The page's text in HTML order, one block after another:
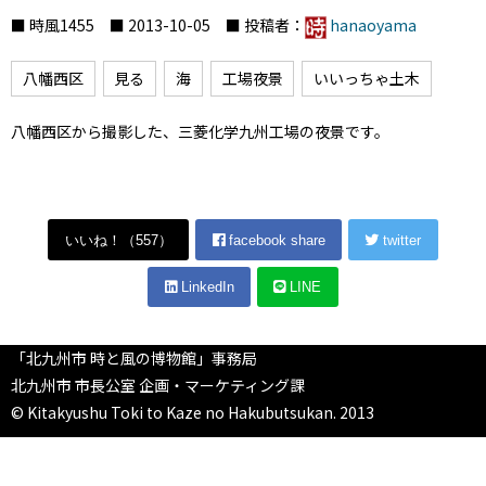
■ 時風1455 ■ 2013-10-05 ■ 投稿者： hanaoyama
八幡西区 見る 海 工場夜景 いいっちゃ土木
八幡西区から撮影した、三菱化学九州工場の夜景です。
いいね！（557） facebook share twitter
LinkedIn LINE
「北九州市 時と風の博物館」事務局
北九州市 市長公室 企画・マーケティング課
© Kitakyushu Toki to Kaze no Hakubutsukan. 2013